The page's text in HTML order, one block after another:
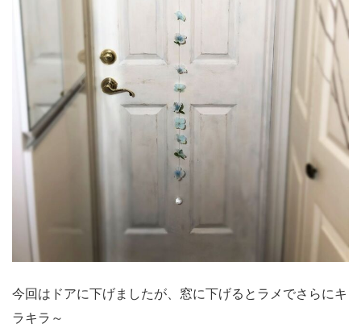
今回はドアに下げましたが、窓に下げるとラメでさらにキ
ラキラ～